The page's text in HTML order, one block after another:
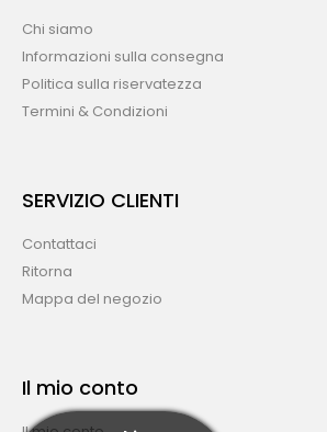
Chi siamo
Informazioni sulla consegna
Politica sulla riservatezza
Termini & Condizioni
SERVIZIO CLIENTI
Contattaci
Ritorna
Mappa del negozio
Il mio conto